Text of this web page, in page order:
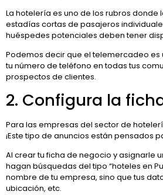
La hotelería es uno de los rubros
estadías cortas de pasajeros
huéspedes potenciales deben tener
Podemos decir que el telemercadeo
tu número de teléfono en todas tus
prospectos de clientes.
2. Configura la
Para las empresas del sector de
¡Este tipo de anuncios están pensados
Al crear tu ficha de negocio y asignarle
hagan búsquedas del tipo “hoteles en
nombre de tu empresa, sino que tus
ubicación, etc.